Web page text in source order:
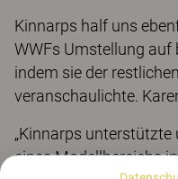
Kinnarps half uns
WWFs Umstellung auf
indem sie der
veranschaulichte.
„Kinnarps
eines Modellbereichs